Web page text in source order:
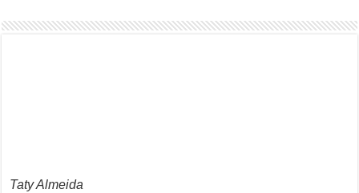
Taty Almeida